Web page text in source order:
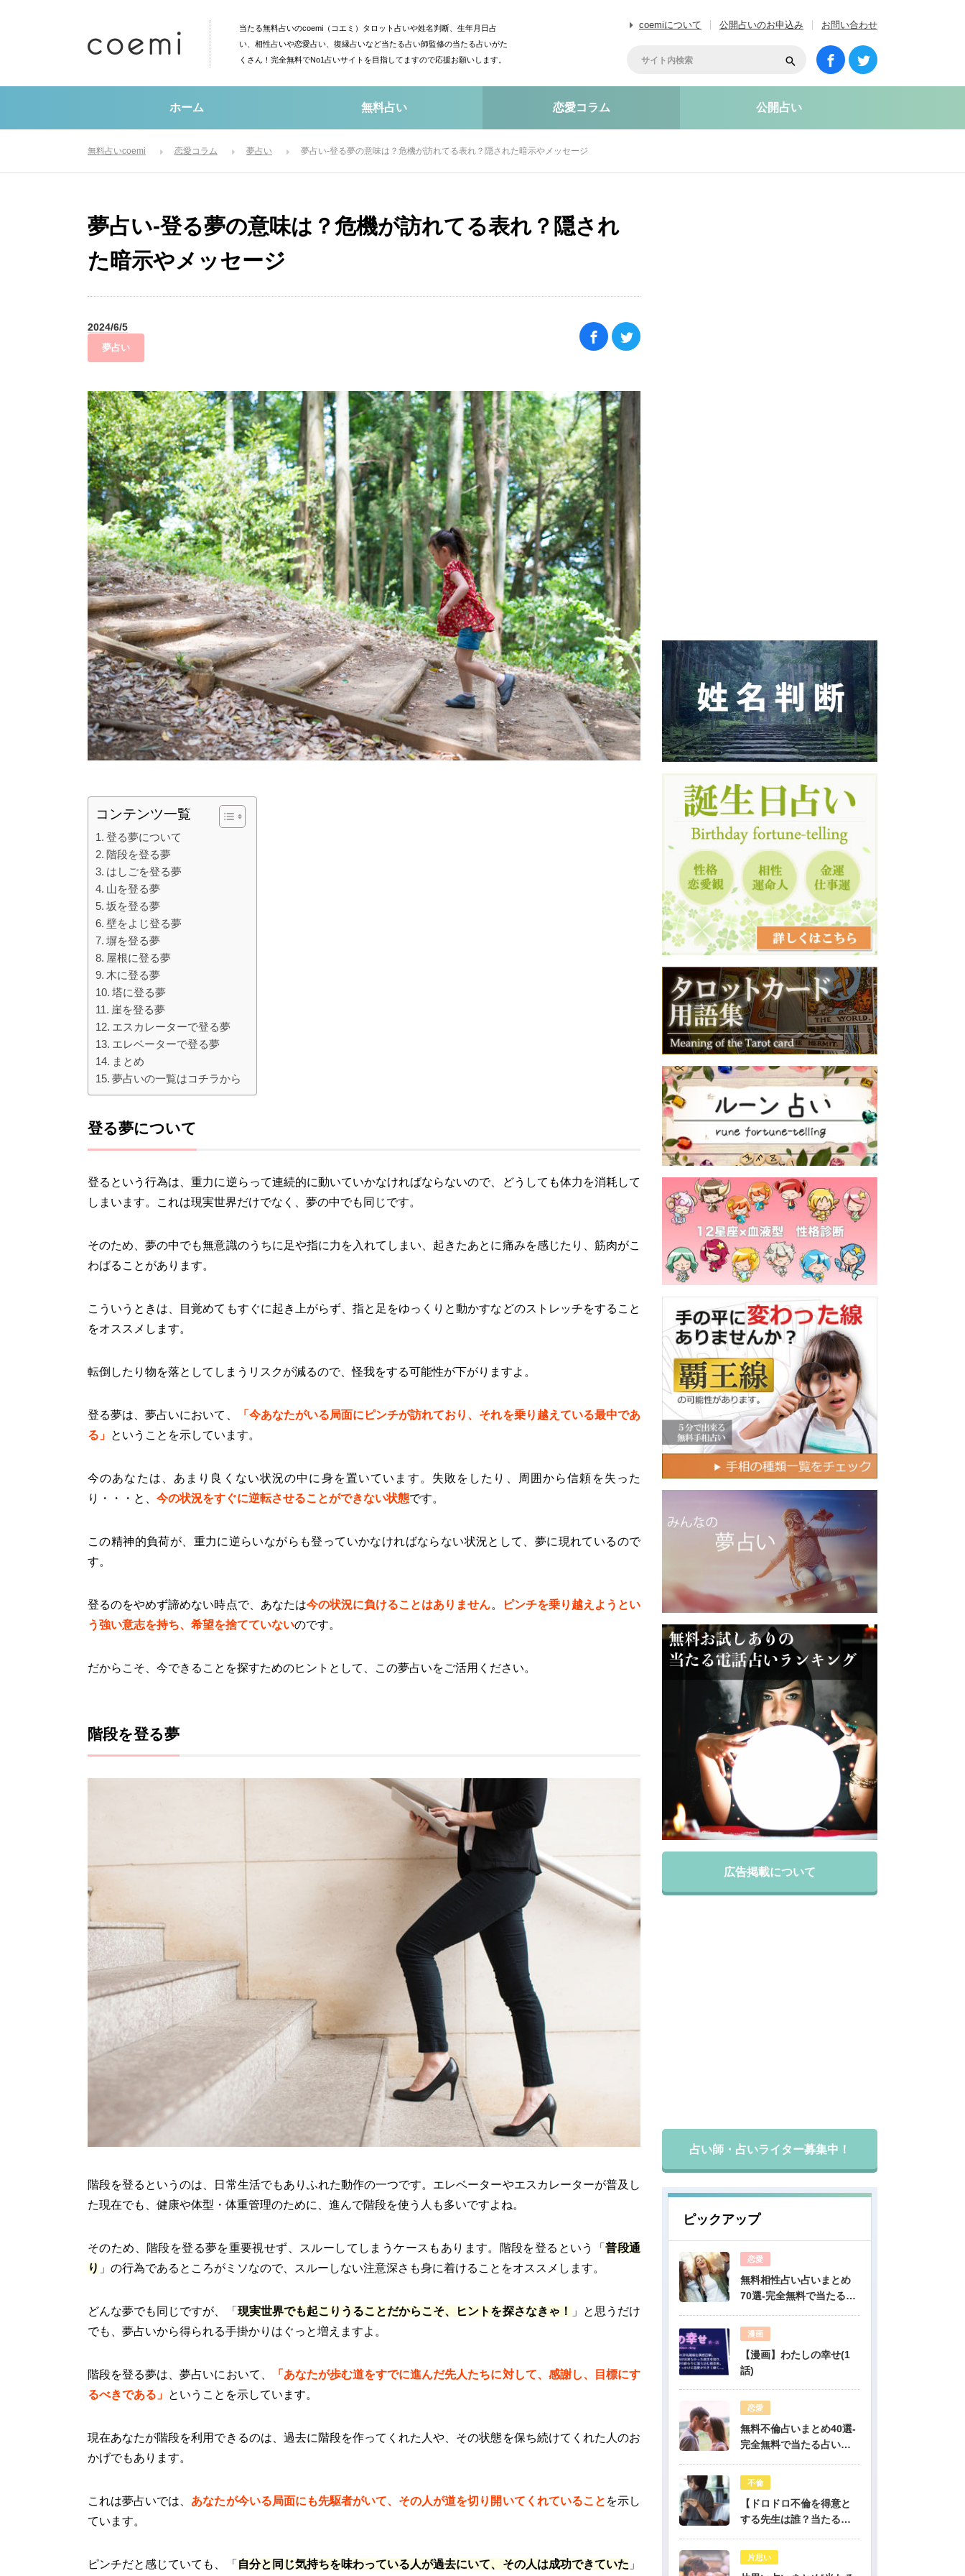
当たる無料占いのcoemi（コエミ）タロット占いや姓名判断、生年月日占
い、相性占いや恋愛占い、復縁占いなど当たる占い師監修の当たる占いがた
くさん！完全無料でNo1占いサイトを目指してますので応援お願いします。
coemiについて 公開占いのお申込み お問い合わせ
ホーム 無料占い 恋愛コラム 公開占い
無料占いcoemi 恋愛コラム 夢占い 夢占い-登る夢の意味は？危機が訪れてる表れ？隠された暗示やメッセージ
夢占い-登る夢の意味は？危機が訪れてる表れ？隠され
た暗示やメッセージ
2024/6/5
夢占い
コンテンツ一覧
登る夢について
階段を登る夢
はしごを登る夢
山を登る夢
坂を登る夢
壁をよじ登る夢
塀を登る夢
屋根に登る夢
木に登る夢
塔に登る夢
崖を登る夢
エスカレーターで登る夢
エレベーターで登る夢
まとめ
夢占いの一覧はコチラから
登る夢について
登るという行為は、重力に逆らって連続的に動いていかなければならないので、どうしても体力を消耗して
しまいます。これは現実世界だけでなく、夢の中でも同じです。
そのため、夢の中でも無意識のうちに足や指に力を入れてしまい、起きたあとに痛みを感じたり、筋肉がこ
わばることがあります。
こういうときは、目覚めてもすぐに起き上がらず、指と足をゆっくりと動かすなどのストレッチをすること
をオススメします。
転倒したり物を落としてしまうリスクが減るので、怪我をする可能性が下がりますよ。
登る夢は、夢占いにおいて、
「今あなたがいる局面にピンチが訪れており、それを乗り越えている最中であ
る」 ということを示しています。
今のあなたは、あまり良くない状況の中に身を置いています。失敗をしたり、周囲から信頼を失った
り・・・と、 今の状況をすぐに逆転させることができない状態です。
この精神的負荷が、重力に逆らいながらも登っていかなければならない状況として、夢に現れているので
す。
登るのをやめず諦めない時点で、あなたは今の状況に負けることはありません。
ピンチを乗り越えようとい
う強い意志を持ち、希望を捨てていないのです。
だからこそ、今できることを探すためのヒントとして、この夢占いをご活用ください。
階段を登る夢
階段を登るというのは、日常生活でもありふれた動作の一つです。エレベーターやエスカレーターが普及し
た現在でも、健康や体型・体重管理のために、進んで階段を使う人も多いですよね。
そのため、階段を登る夢を重要視せず、スルーしてしまうケースもあります。階段を登るという「普段通
り 」の行為であるところがミソなので、スルーしない注意深さも身に着けることをオススメします。
どんな夢でも同じですが、「 現実世界でも起こりうることだからこそ、ヒントを探さなきゃ！
」と思うだけ
でも、夢占いから得られる手掛かりはぐっと増えますよ。
階段を登る夢は、夢占いにおいて、
「あなたが歩む道をすでに進んだ先人たちに対して、感謝し、目標にす
るべきである」 ということを示しています。
現在あなたが階段を利用できるのは、過去に階段を作ってくれた人や、その状態を保ち続けてくれた人のお
かげでもあります。
これは夢占いでは、 あなたが今いる局面にも先駆者がいて、その人が道を切り開いてくれていること を示し
ています。
ピンチだと感じていても、「 自分と同じ気持ちを味わっている人が過去にいて、その人は成功できていた 」
広告掲載について
占い師・占いライター募集中！
ピックアップ
恋愛
無料相性占い占いまとめ
70選-完全無料で当たる占
漫画
【漫画】わたしの幸せ(1
話)
恋愛
無料不倫占いまとめ40選-
完全無料で当たる占いだ
不倫
【ドロドロ不倫を得意と
する先生は誰？当たる電
片思い